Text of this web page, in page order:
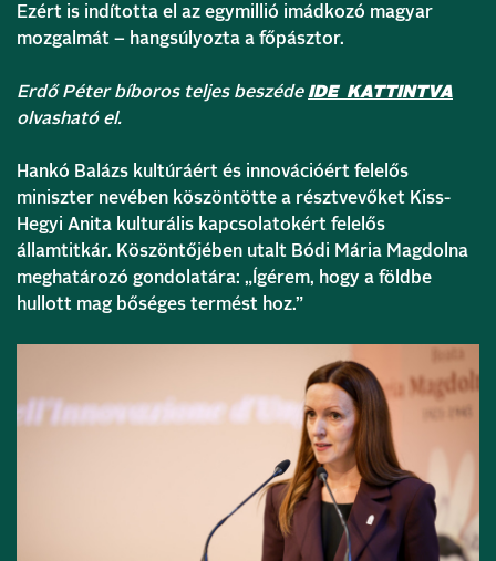
Ezért is indította el az egymillió imádkozó magyar
mozgalmát – hangsúlyozta a főpásztor.
Erdő Péter bíboros teljes beszéde IDE KATTINTVA
olvasható el.
Hankó Balázs kultúráért és innovációért felelős
miniszter nevében köszöntötte a résztvevőket Kiss-
Hegyi Anita kulturális kapcsolatokért felelős
államtitkár. Köszöntőjében utalt Bódi Mária Magdolna
meghatározó gondolatára: „Ígérem, hogy a földbe
hullott mag bőséges termést hoz.”